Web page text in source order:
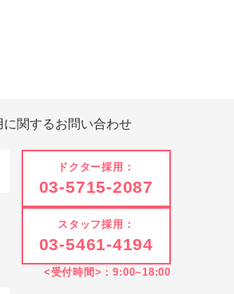
に関するお問い合わせ
ドクター採用：
03-5715-2087
スタッフ採用：
03-5461-4194
<受付時間>：9:00~18:00